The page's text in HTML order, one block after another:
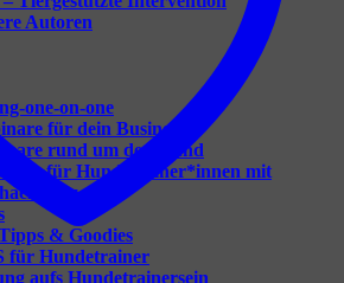
Autoren
one-on-one
für dein Business
rund um den Hund
für Hundetrainer*innen mit
Niewerth
& Goodies
für Hundetrainer
aufs Hundetrainersein